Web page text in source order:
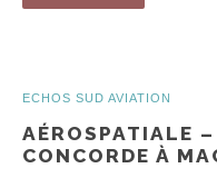
ECHOS SUD AVIATION
AÉROSPATIALE
CONCORDE À